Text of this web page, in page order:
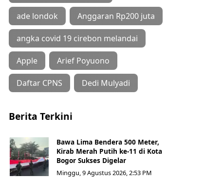
ade londok Anggaran Rp200 juta
angka covid 19 cirebon melandai
Apple Arief Poyuono
Daftar CPNS Dedi Mulyadi
Berita Terkini
Bawa Lima Bendera 500 Meter,
Kirab Merah Putih ke-11 di Kota
Bogor Sukses Digelar
Minggu, 9 Agustus 2026, 2:53 PM